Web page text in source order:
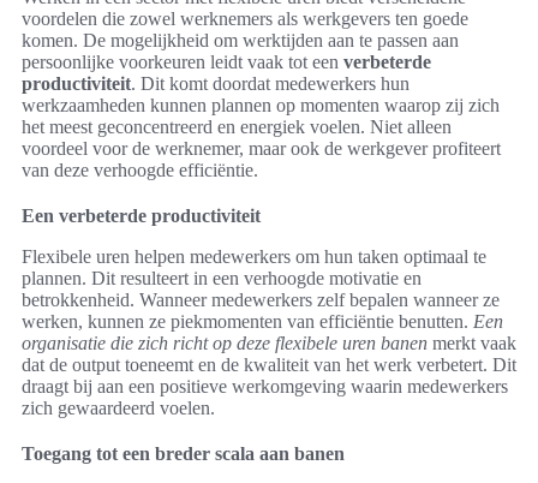
voordelen die zowel werknemers als werkgevers ten goede
komen. De mogelijkheid om werktijden aan te passen aan
persoonlijke voorkeuren leidt vaak tot een verbeterde
productiviteit. Dit komt doordat medewerkers hun
werkzaamheden kunnen plannen op momenten waarop zij zich
het meest geconcentreerd en energiek voelen. Niet alleen
voordeel voor de werknemer, maar ook de werkgever profiteert
van deze verhoogde efficiëntie.
Een verbeterde productiviteit
Flexibele uren helpen medewerkers om hun taken optimaal te
plannen. Dit resulteert in een verhoogde motivatie en
betrokkenheid. Wanneer medewerkers zelf bepalen wanneer ze
werken, kunnen ze piekmomenten van efficiëntie benutten. Een
organisatie die zich richt op deze flexibele uren banen merkt vaak
dat de output toeneemt en de kwaliteit van het werk verbetert. Dit
draagt bij aan een positieve werkomgeving waarin medewerkers
zich gewaardeerd voelen.
Toegang tot een breder scala aan banen